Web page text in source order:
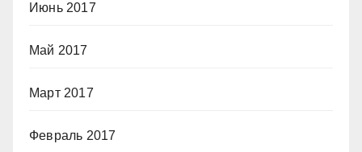
Июнь 2017
Май 2017
Март 2017
Февраль 2017